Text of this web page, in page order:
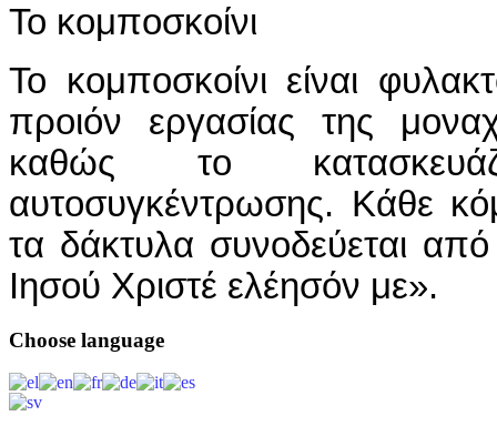
Το κομποσκοίνι
Το κομποσκοίνι είναι
προιόν εργασίας της
καθώς το
αυτοσυγκέντρωσης. Κάθε
τα δάκτυλα συνοδεύεται
Ιησού Χριστέ ελέησόν με».
Choose language